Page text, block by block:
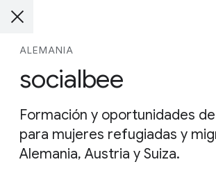
ALEMANIA
socialbee
Formación y oportunidades
para mujeres refugiadas y
Alemania, Austria y Suiza.